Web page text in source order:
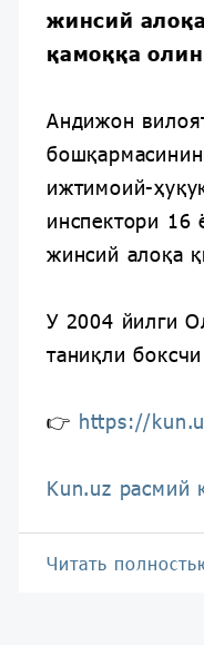
жинсий
қамоққа
Андижон
ижтимоий-
инспектори 16
жинсий алоқа
У 2004 йилги
таниқли
👉 https://
Kun.uz расмий
Читать